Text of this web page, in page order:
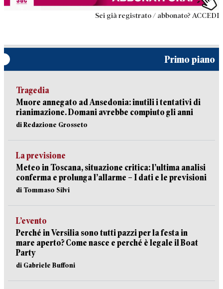
Sei già registrato / abbonato? ACCEDI
Primo piano
Tragedia
Muore annegato ad Ansedonia: inutili i tentativi di
rianimazione. Domani avrebbe compiuto gli anni
di Redazione Grosseto
La previsione
Meteo in Toscana, situazione critica: l’ultima analisi
conferma e prolunga l’allarme – I dati e le previsioni
di Tommaso Silvi
L’evento
Perché in Versilia sono tutti pazzi per la festa in
mare aperto? Come nasce e perché è legale il Boat
Party
di Gabriele Buffoni